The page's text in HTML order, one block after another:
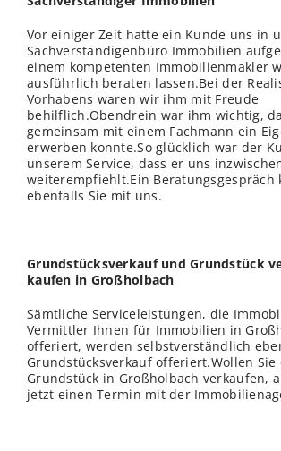
Vor einiger Zeit hatte ein Kunde uns in
Sachverständigenbüro Immobilien
einem kompetenten Immobilienmakler
ausführlich beraten lassen.Bei der
Vorhabens waren wir ihm mit Freude
behilflich.Obendrein war ihm wichtig,
gemeinsam mit einem Fachmann ein
erwerben konnte.So glücklich war der
unserem Service, dass er uns
weiterempfiehlt.Ein Beratungsgespräch
ebenfalls Sie mit uns.
Grundstücksverkauf und Grundstück
kaufen in Großholbach
Sämtliche Serviceleistungen, die
Vermittler Ihnen für Immobilien in
offeriert, werden selbstverständlich
Grundstücksverkauf offeriert.Wollen Sie
Grundstück in Großholbach verkaufen,
jetzt einen Termin mit der